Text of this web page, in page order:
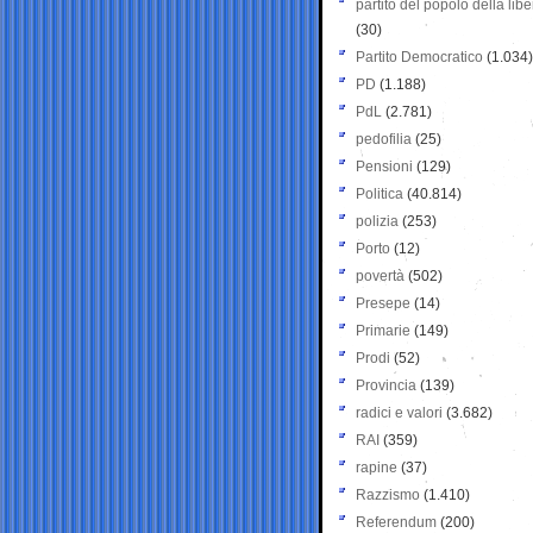
partito del popolo della
(30)
Partito Democratico (1.034)
PD (1.188)
PdL (2.781)
pedofilia (25)
Pensioni (129)
Politica (40.814)
polizia (253)
Porto (12)
povertà (502)
Presepe (14)
Primarie (149)
Prodi (52)
Provincia (139)
radici e valori (3.682)
RAI (359)
rapine (37)
Razzismo (1.410)
Referendum (200)